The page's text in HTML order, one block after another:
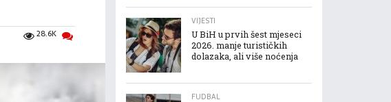
28.6K
VIJESTI
U BiH u prvih šest mjeseci
2026. manje turističkih
dolazaka, ali više noćenja
FUDBAL